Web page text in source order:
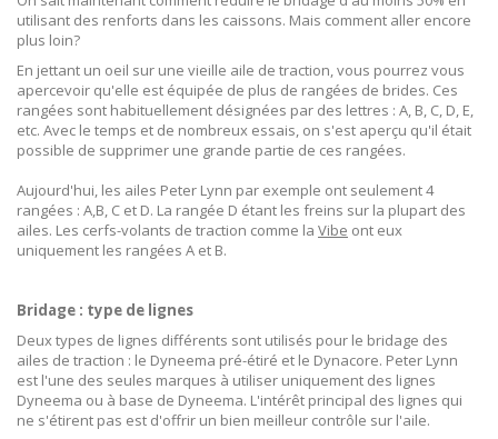
utilisant des renforts dans les caissons. Mais comment aller encore
plus loin?
En jettant un oeil sur une vieille aile de traction, vous pourrez vous
apercevoir qu'elle est équipée de plus de rangées de brides. Ces
rangées sont habituellement désignées par des lettres : A, B, C, D, E,
etc. Avec le temps et de nombreux essais, on s'est aperçu qu'il était
possible de supprimer une grande partie de ces rangées.
Aujourd'hui, les ailes Peter Lynn par exemple ont seulement 4
rangées : A,B, C et D. La rangée D étant les freins sur la plupart des
ailes. Les cerfs-volants de traction comme la Vibe ont eux
uniquement les rangées A et B.
Bridage : type de lignes
Deux types de lignes différents sont utilisés pour le bridage des
ailes de traction : le Dyneema pré-étiré et le Dynacore. Peter Lynn
est l'une des seules marques à utiliser uniquement des lignes
Dyneema ou à base de Dyneema. L'intérêt principal des lignes qui
ne s'étirent pas est d'offrir un bien meilleur contrôle sur l'aile.